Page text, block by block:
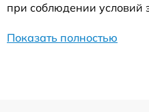
при соблюдении условий
Показать полностью